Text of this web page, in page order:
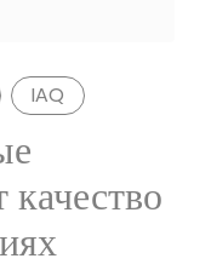
IAQ